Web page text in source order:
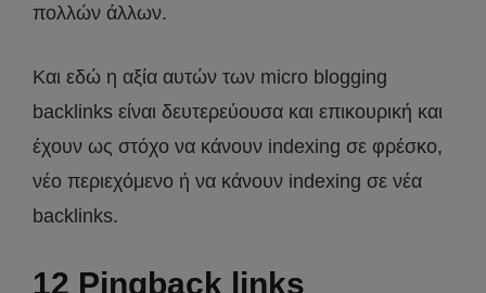
πολλών άλλων.
Και εδώ η αξία αυτών των micro blogging
backlinks είναι δευτερεύουσα και επικουρική και
έχουν ως στόχο να κάνουν indexing σε φρέσκο,
νέο περιεχόμενο ή να κάνουν indexing σε νέα
backlinks.
12 Pingback links